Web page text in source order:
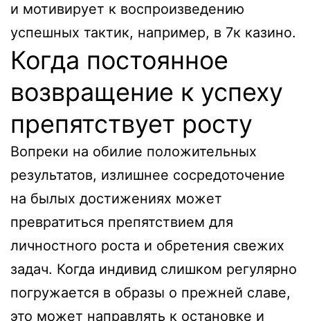
и мотивирует к воспроизведению
успешных тактик, например, в 7к казино.
Когда постоянное
возвращение к успеху
препятствует росту
Вопреки на обилие положительных
результатов, излишнее сосредоточение
на былых достижениях может
превратиться препятствием для
личностного роста и обретения свежих
задач. Когда индивид слишком регулярно
погружается в образы о прежней славе,
это может направлять к остановке и